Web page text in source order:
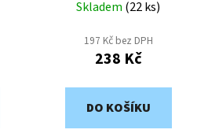
Skladem (22 ks)
197 Kč bez DPH
238 Kč
DO KOŠÍKU